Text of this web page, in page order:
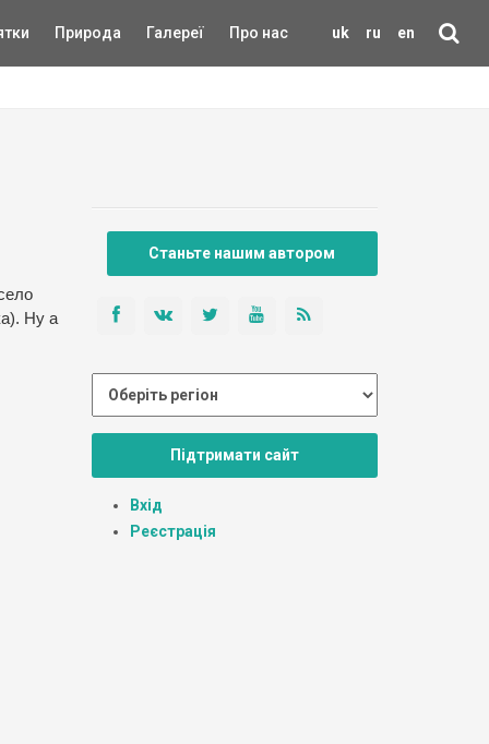
uk ru en
Природа Галереї Про нас
Ну а
Станьте нашим автором
Підтримати сайт
Вхід
Реєстрація